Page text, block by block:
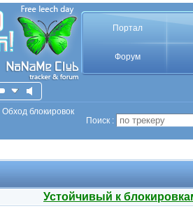
Портал
Форум
Обход блокировок
Поиск :
Устойчивый к